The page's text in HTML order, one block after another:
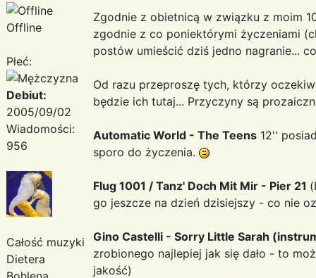
Offline
Płeć:
Debiut:
2005/09/02
Wiadomości:
956
Całość muzyki
Dietera
Zgodnie z obietnicą w związku z moim
zgodnie z co poniektórymi życzeniami
postów umieścić dziś jedno nagranie...
Od razu przeproszę tych, którzy
będzie ich tutaj... Przyczyny są
Automatic World - The Teens 12''
sporo do życzenia.
Flug 1001 / Tanz' Doch Mit Mir - Pier 21
go jeszcze na dzień dzisiejszy - co nie
Gino Castelli - Sorry Little Sarah
zrobionego najlepiej jak się dało - to
jakość)